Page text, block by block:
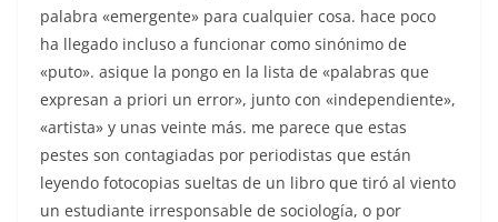
palabra «emergente» para cualquier cosa. hace poco
ha llegado incluso a funcionar como sinónimo de
«puto». asique la pongo en la lista de «palabras que
expresan a priori un error», junto con «independiente»,
«artista» y unas veinte más. me parece que estas
pestes son contagiadas por periodistas que están
leyendo fotocopias sueltas de un libro que tiró al viento
un estudiante irresponsable de sociología, o por